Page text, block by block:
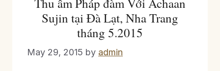
Sujin tại Đà Lạt, Nha Trang
tháng 5.2015
May 29, 2015 by admin